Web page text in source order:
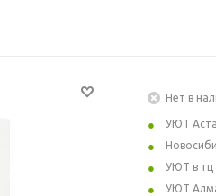
Нет в
УЮТ
УЮТ в тц
УЮТ